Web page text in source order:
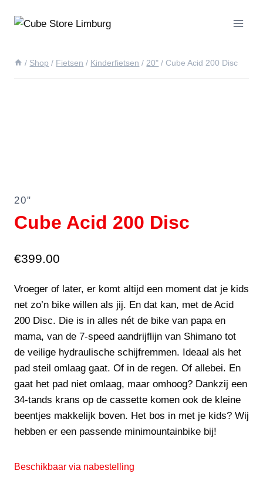
naar
/ Shop / Fietsen / Kinderfietsen / 20" / Cube Acid 200 Disc
20"
Cube Acid 200 Disc
€399.00
Vroeger of later, er komt altijd een moment dat je kids
net zo’n bike willen als jij. En dat kan, met de Acid
200 Disc. Die is in alles nét de bike van papa en
mama, van de 7-speed aandrijflijn van Shimano tot
de veilige hydraulische schijfremmen. Ideaal als het
pad steil omlaag gaat. Of in de regen. Of allebei. En
gaat het pad niet omlaag, maar omhoog? Dankzij een
34-tands krans op de cassette komen ook de kleine
beentjes makkelijk boven. Het bos in met je kids? Wij
hebben er een passende minimountainbike bij!
Beschikbaar via nabestelling